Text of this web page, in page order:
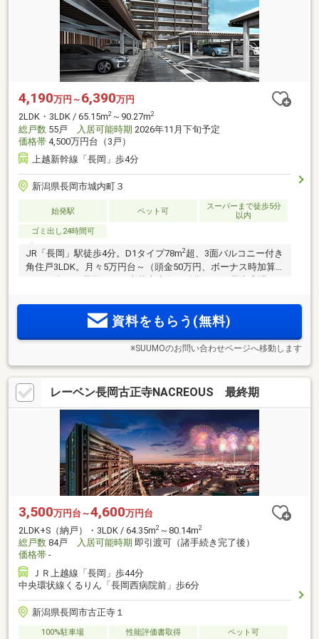
4,190万円～ 6,390万円
2LDK・3LDK / 65.15m2 ～90.27m2
総戸数 55戸 入居可能時期 2026年11月下旬予定
価格帯 4,500万円台（3戸）
上越新幹線「長岡」歩4分
新潟県長岡市城内町３
始発駅 ペット可
スーパーまで徒歩5分
以内
ゴミ出し24時間可
JR「長岡」駅徒歩4分。D1タイプ78m2超、3面バルコニー付き
角住戸3LDK。月々5万円台～（頭金50万円、ボーナス時加算
資料をもらう(無料)
※SUUMOのお問い合わせページへ移動します
レーベン長岡古正寺NACREOUS 最終期
3,500万円台～4,600万円台
2LDK+S（納戸）・3LDK / 64.35m2 ～80.14m2
総戸数 84戸 入居可能時期 即引渡可（諸手続き完了後）
価格帯 -
ＪＲ上越線「長岡」歩44分
中央環状線くるりん「長岡西病院前」歩6分
新潟県長岡市古正寺１
100%駐車場 性能評価書取得
ペット可